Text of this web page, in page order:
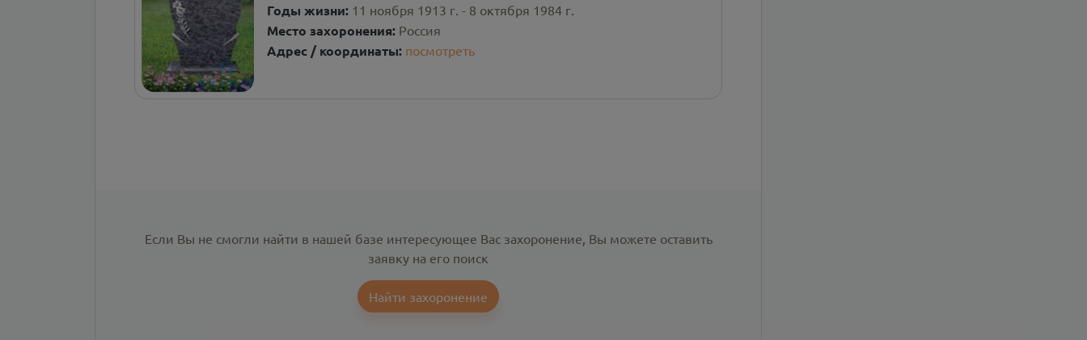
Годы жизни: 11 ноября 1913 г. - 8 октября 1984 г.
Место захоронения: Россия
Адрес / координаты: посмотреть
Если Вы не смогли найти в нашей базе интересующее Вас захоронение, Вы можете оставить
заявку на его поиск
Найти захоронение